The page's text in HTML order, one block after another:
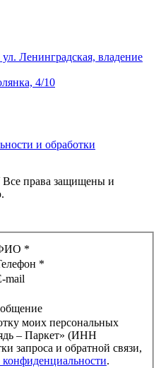
Ленинградская, владение
4/10
и обработки
права защищены и
*
*
mail
моих персональных
– Паркет» (ИНН
.